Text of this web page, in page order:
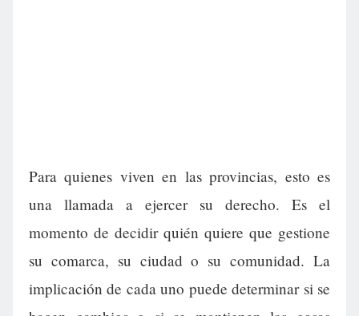
Para quienes viven en las provincias, esto es
una llamada a ejercer su derecho. Es el
momento de decidir quién quiere que gestione
su comarca, su ciudad o su comunidad. La
implicación de cada uno puede determinar si se